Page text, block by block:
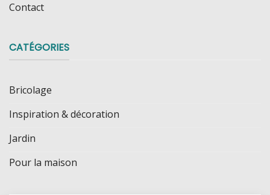
Contact
CATÉGORIES
Bricolage
Inspiration & décoration
Jardin
Pour la maison